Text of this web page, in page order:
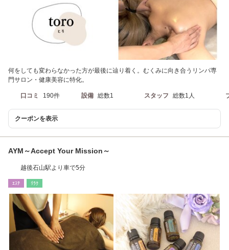
何をしても変わらなかった方が最後に辿り着く。むくみに向き合うリンパ専
門サロン・健康美容に特化。
口コミ 190件 設備 総数1 スタッフ 総数1人
クーポンを表示
AYM～Accept Your Mission～
越後石山駅より車で5分
ｴｽﾃ ﾘﾗｸ